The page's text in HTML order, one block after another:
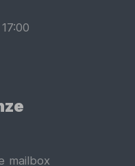
17:00
mailbox